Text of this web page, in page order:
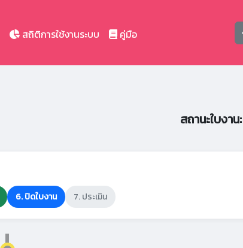
สถิติการใช้งานระบบ คู่มือ
สถานะใบงาน:
6. ปิดใบงาน 7. ประเมิน